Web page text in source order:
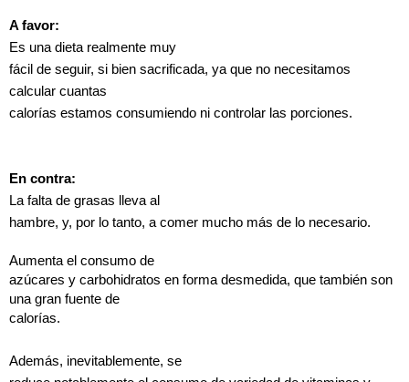
A favor:
Es una dieta realmente muy
fácil de seguir, si bien sacrificada, ya que no necesitamos
calcular cuantas
calorías estamos consumiendo ni controlar las porciones.
En contra:
La falta de grasas lleva al
hambre, y, por lo tanto, a comer mucho más de lo necesario.
Aumenta el consumo de
azúcares y carbohidratos en forma desmedida, que también son
una gran fuente de
calorías.
Además, inevitablemente, se